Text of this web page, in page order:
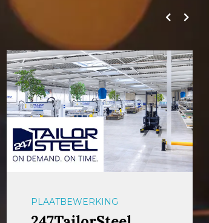
PLAATBEWERKING